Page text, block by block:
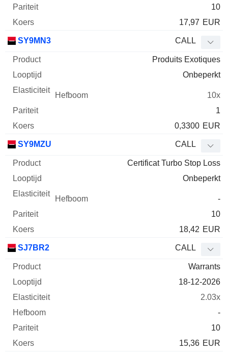
10
17,97 EUR
SY9MN3 CALL
Produits Exotiques
Onbeperkt
10x
1
0,3300 EUR
SY9MZU CALL
Certificat Turbo Stop Loss
Onbeperkt
-
10
18,42 EUR
SJ7BR2 CALL
Warrants
18-12-2026
2.03x
-
10
15,36 EUR